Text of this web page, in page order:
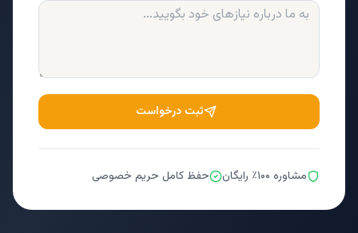
ثبت درخواست
مشاوره ۱۰۰٪ رایگان حفظ کامل حریم خصوصی